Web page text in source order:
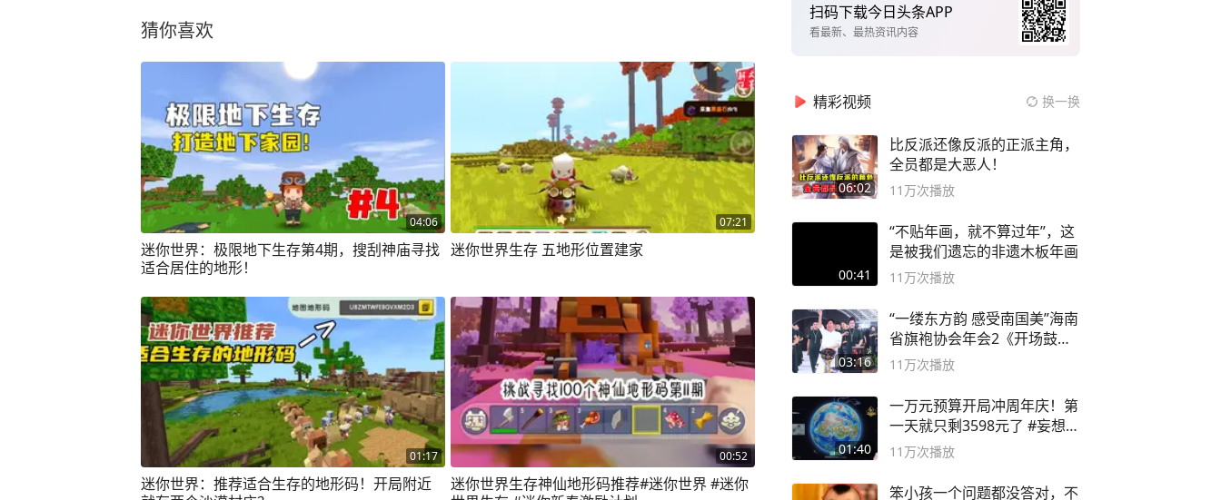
猜你喜欢
04:06
迷你世界：极限地下生存第4期，搜刮神庙寻找
适合居住的地形！
07:21
迷你世界生存 五地形位置建家
01:17
迷你世界：推荐适合生存的地形码！开局附近
00:52
迷你世界生存神仙地形码推荐#迷你世界 #迷你
扫码下载今日头条APP
看最新、最热资讯内容
精彩视频 换一换
06:02
比反派还像反派的正派主角，
全员都是大恶人！
11万次播放
00:41
“不贴年画，就不算过年”，这
是被我们遗忘的非遗木板年画
11万次播放
03:16
“一缕东方韵 感受南国美”海南
省旗袍协会年会2《开场鼓》
二团
11万次播放
01:40
一万元预算开局冲周年庆！第
一天就只剩3598元了 #妄想山
海
11万次播放
笨小孩一个问题都没答对，不